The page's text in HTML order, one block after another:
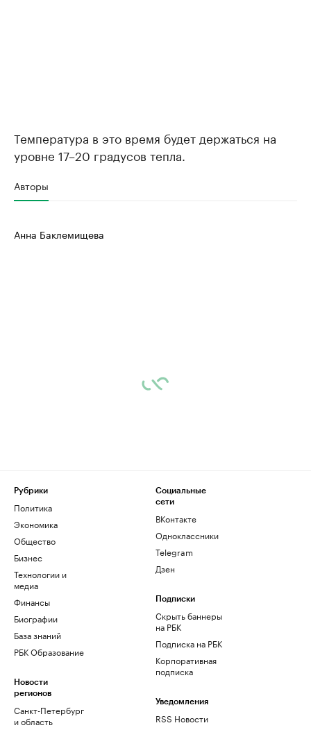
Температура в это время будет держаться на
уровне 17–20 градусов тепла.
Авторы
Анна Баклемищева
Рубрики
Политика
Экономика
Общество
Бизнес
Технологии и
медиа
Финансы
Биографии
База знаний
РБК Образование
Новости
регионов
Санкт-Петербург
и область
Социальные
сети
ВКонтакте
Одноклассники
Telegram
Дзен
Подписки
Скрыть баннеры
на РБК
Подписка на РБК
Корпоративная
подписка
Уведомления
RSS Новости